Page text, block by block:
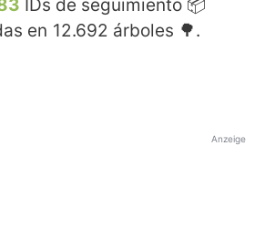
IDs de seguimiento 📦
en 12.692 árboles 🌳.
Anzeige